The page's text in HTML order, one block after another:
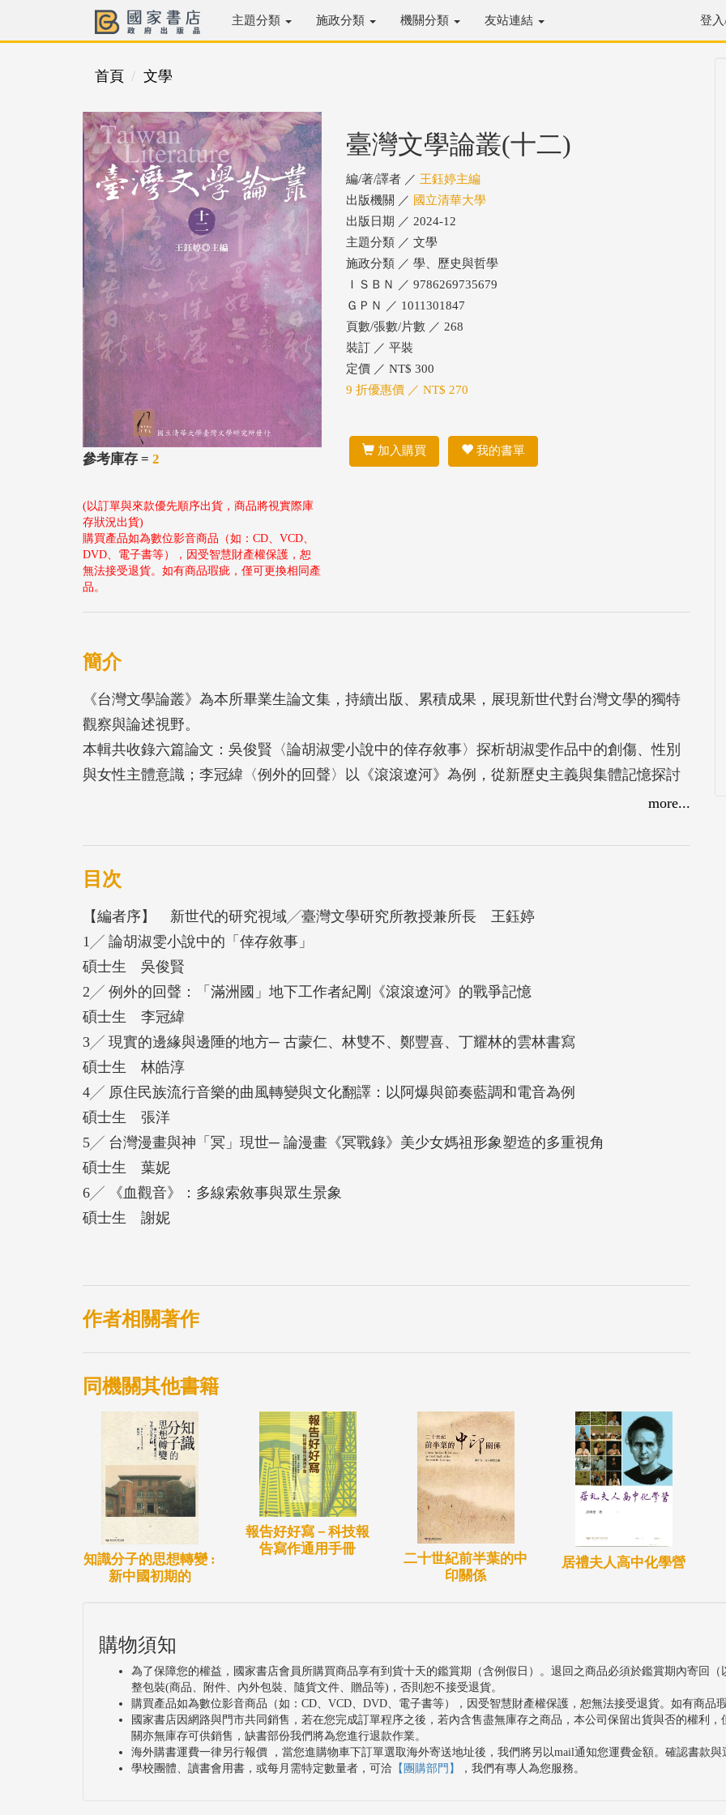
主題分類 施政分類 機關分類 友站連結 登
首頁 文學
參考庫存 = 2
(以訂單與來款優先順序出貨，商品將視實際庫
存狀況出貨)
購買產品如為數位影音商品（如：CD、VCD、
DVD、電子書等），因受智慧財產權保護，恕
無法接受退貨。如有商品瑕疵，僅可更換相同產
品。
臺灣文學論叢(十二)
編/著/譯者 ／ 王鈺婷主編
出版機關 ／ 國立清華大學
出版日期 ／ 2024-12
主題分類 ／ 文學
施政分類 ／ 學、歷史與哲學
ＩＳＢＮ ／ 9786269735679
ＧＰＮ ／ 1011301847
頁數/張數/片數 ／ 268
裝訂 ／ 平裝
定價 ／ NT$ 300
9 折優惠價 ／ NT$ 270
加入購買 我的書單
簡介
《台灣文學論叢》為本所畢業生論文集，持續出版、累積成果，展現新世代對台灣文學的獨特
觀察與論述視野。
本輯共收錄六篇論文：吳俊賢〈論胡淑雯小說中的倖存敘事〉探析胡淑雯作品中的創傷、性別
與女性主體意識；李冠緯〈例外的回聲〉以《滾滾遼河》為例，從新歷史主義與集體記憶探討
戰爭書寫與地下工作者的主體認同；林皓淳〈現實的邊緣與邊陲的地方〉以古蒙仁等四位作家
流行音樂的曲風轉變與文化翻譯〉分析阿爆與節奏藍調、電音的融合，探討原民音樂在全球文
化中的位置與原創性；葉妮〈台灣漫畫與神「冥」現世〉透過《冥戰錄》中美少女媽祖形象，
非線性敘事與鏡頭語言出發，剖析其政治與社會寓意。整體論述涵蓋性別、鄉土、歷史、文化
翻譯與敘事學等面向，並融合音樂、漫畫與電影等跨媒介視角，深化台灣文學的多元可能，展
現新時代的研究活力與人文想像。
more...
目次
【編者序】 新世代的研究視域╱臺灣文學研究所教授兼所長 王鈺婷
1╱ 論胡淑雯小說中的「倖存敘事」
碩士生 吳俊賢
2╱ 例外的回聲：「滿洲國」地下工作者紀剛《滾滾遼河》的戰爭記憶
碩士生 李冠緯
3╱ 現實的邊緣與邊陲的地方─ 古蒙仁、林雙不、鄭豐喜、丁耀林的雲林書寫
碩士生 林皓淳
4╱ 原住民族流行音樂的曲風轉變與文化翻譯：以阿爆與節奏藍調和電音為例
碩士生 張洋
5╱ 台灣漫畫與神「冥」現世─ 論漫畫《冥戰錄》美少女媽祖形象塑造的多重視角
碩士生 葉妮
6╱ 《血觀音》：多線索敘事與眾生景象
碩士生 謝妮
作者相關著作
同機關其他書籍
知識分子的思想轉變 :
新中國初期的
報告好好寫－科技報
告寫作通用手冊
二十世紀前半葉的中
印關係
居禮夫人高中化學營
購物須知
為了保障您的權益，國家書店會員所購買商品享有到貨十天的鑑賞期（含例假日）。退回之商品必須於鑑賞期內寄回
整包裝(商品、附件、內外包裝、隨貨文件、贈品等)，否則恕不接受退貨。
購買產品如為數位影音商品（如：CD、VCD、DVD、電子書等），因受智慧財產權保護，恕無法接受退貨。如有商品
國家書店因網路與門市共同銷售，若在您完成訂單程序之後，若內含售盡無庫存之商品，本公司保留出貨與否的權利
關亦無庫存可供銷售，缺書部份我們將為您進行退款作業。
海外購書運費一律另行報價 ，當您進購物車下訂單選取海外寄送地址後，我們將另以mail通知您運費金額。確認書款
學校團體、讀書會用書，或每月需特定數量者，可洽 【團購部門】 ，我們有專人為您服務。